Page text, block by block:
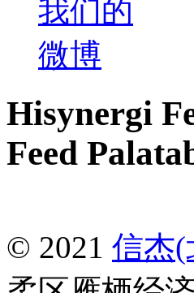
Hisynergi
Feed
© 2021 信杰(